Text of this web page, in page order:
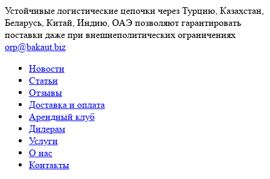
Устойчивые логистические цепочки через Турцию, Казахстан,
Беларусь, Китай, Индию, ОАЭ позволяют гарантировать
поставки даже при внешнеполитических ограничениях
orp@bakaut.biz
Новости
Статьи
Отзывы
Доставка и оплата
Арендный клуб
Дилерам
Услуги
О нас
Контакты